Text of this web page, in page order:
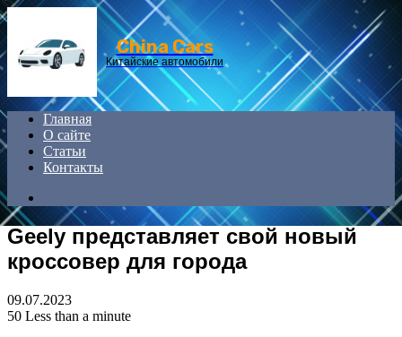
Menu
China Cars
Китайские автомобили
Главная
О сайте
Статьи
Контакты
Geely представляет свой новый
кроссовер для города
09.07.2023
50 Less than a minute